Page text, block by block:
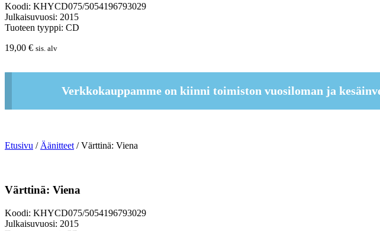
Koodi: KHYCD075/5054196793029
Julkaisuvuosi: 2015
Tuoteen tyyppi: CD
19,00 € sis. alv
Verkkokauppamme on kiinni toimiston vuosiloman ja
Etusivu /Äänitteet/ Värttinä: Viena
Värttinä: Viena
Koodi: KHYCD075/5054196793029
Julkaisuvuosi: 2015